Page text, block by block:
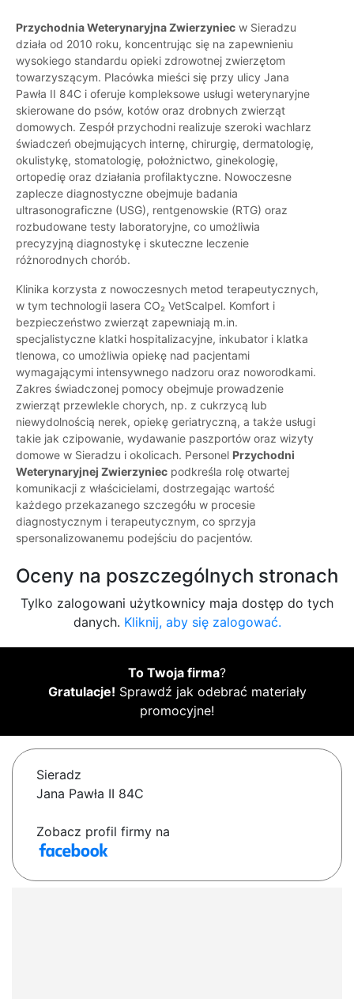
Przychodnia Weterynaryjna Zwierzyniec w Sieradzu
działa od 2010 roku, koncentrując się na zapewnieniu
wysokiego standardu opieki zdrowotnej zwierzętom
towarzyszącym. Placówka mieści się przy ulicy Jana
Pawła II 84C i oferuje kompleksowe usługi weterynaryjne
skierowane do psów, kotów oraz drobnych zwierząt
domowych. Zespół przychodni realizuje szeroki wachlarz
świadczeń obejmujących internę, chirurgię, dermatologię,
okulistykę, stomatologię, położnictwo, ginekologię,
ortopedię oraz działania profilaktyczne. Nowoczesne
zaplecze diagnostyczne obejmuje badania
ultrasonograficzne (USG), rentgenowskie (RTG) oraz
rozbudowane testy laboratoryjne, co umożliwia
precyzyjną diagnostykę i skuteczne leczenie
różnorodnych chorób.
Klinika korzysta z nowoczesnych metod terapeutycznych,
w tym technologii lasera CO₂ VetScalpel. Komfort i
bezpieczeństwo zwierząt zapewniają m.in.
specjalistyczne klatki hospitalizacyjne, inkubator i klatka
tlenowa, co umożliwia opiekę nad pacjentami
wymagającymi intensywnego nadzoru oraz noworodkami.
Zakres świadczonej pomocy obejmuje prowadzenie
zwierząt przewlekle chorych, np. z cukrzycą lub
niewydolnością nerek, opiekę geriatryczną, a także usługi
takie jak czipowanie, wydawanie paszportów oraz wizyty
domowe w Sieradzu i okolicach. Personel Przychodni
Weterynaryjnej Zwierzyniec podkreśla rolę otwartej
komunikacji z właścicielami, dostrzegając wartość
każdego przekazanego szczegółu w procesie
diagnostycznym i terapeutycznym, co sprzyja
spersonalizowanemu podejściu do pacjentów.
Oceny na poszczególnych stronach
Tylko zalogowani użytkownicy maja dostęp do tych
danych. Kliknij, aby się zalogować.
To Twoja firma?
Gratulacje! Sprawdź jak odebrać materiały
promocyjne!
Sieradz
Jana Pawła II 84C
Zobacz profil firmy na